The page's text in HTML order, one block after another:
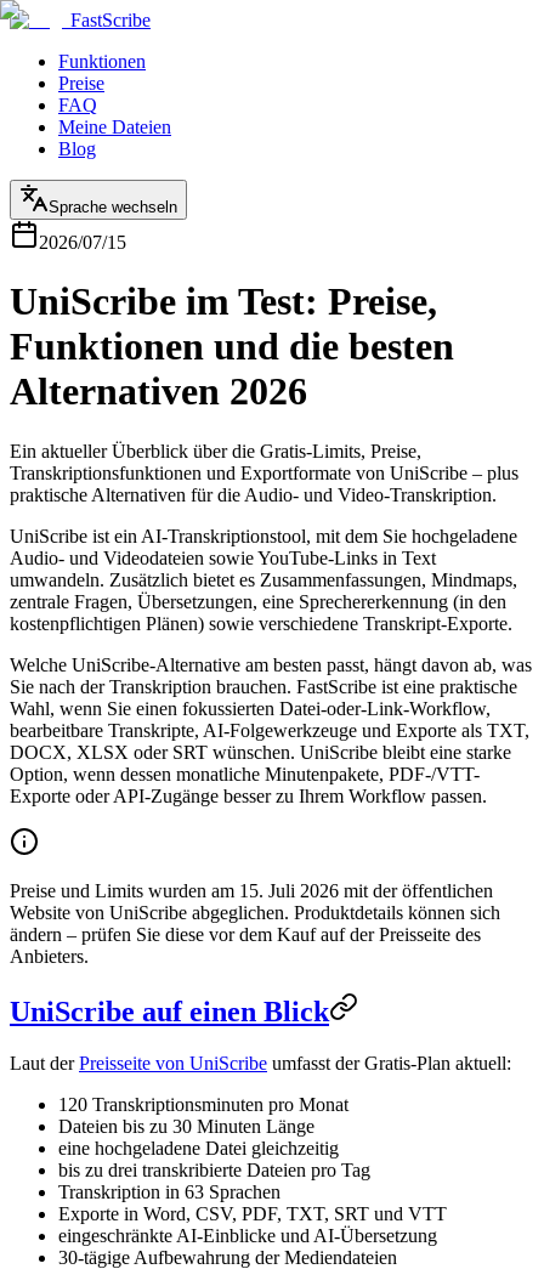
FastScribe
Funktionen
Preise
FAQ
Meine Dateien
Blog
Sprache wechseln
2026/07/15
UniScribe im Test: Preise,
Funktionen und die besten
Alternativen 2026
Ein aktueller Überblick über die Gratis-Limits, Preise,
Transkriptionsfunktionen und Exportformate von UniScribe – plus
praktische Alternativen für die Audio- und Video-Transkription.
UniScribe ist ein AI-Transkriptionstool, mit dem Sie hochgeladene
Audio- und Videodateien sowie YouTube-Links in Text
umwandeln. Zusätzlich bietet es Zusammenfassungen, Mindmaps,
zentrale Fragen, Übersetzungen, eine Sprechererkennung (in den
kostenpflichtigen Plänen) sowie verschiedene Transkript-Exporte.
Welche UniScribe-Alternative am besten passt, hängt davon ab, was
Sie nach der Transkription brauchen. FastScribe ist eine praktische
Wahl, wenn Sie einen fokussierten Datei-oder-Link-Workflow,
bearbeitbare Transkripte, AI-Folgewerkzeuge und Exporte als TXT,
DOCX, XLSX oder SRT wünschen. UniScribe bleibt eine starke
Option, wenn dessen monatliche Minutenpakete, PDF-/VTT-
Exporte oder API-Zugänge besser zu Ihrem Workflow passen.
Preise und Limits wurden am 15. Juli 2026 mit der öffentlichen
Website von UniScribe abgeglichen. Produktdetails können sich
ändern – prüfen Sie diese vor dem Kauf auf der Preisseite des
Anbieters.
UniScribe auf einen Blick
Laut derPreisseite von UniScribe umfasst der Gratis-Plan aktuell:
120 Transkriptionsminuten pro Monat
Dateien bis zu 30 Minuten Länge
eine hochgeladene Datei gleichzeitig
bis zu drei transkribierte Dateien pro Tag
Transkription in 63 Sprachen
Exporte in Word, CSV, PDF, TXT, SRT und VTT
eingeschränkte AI-Einblicke und AI-Übersetzung
30-tägige Aufbewahrung der Mediendateien